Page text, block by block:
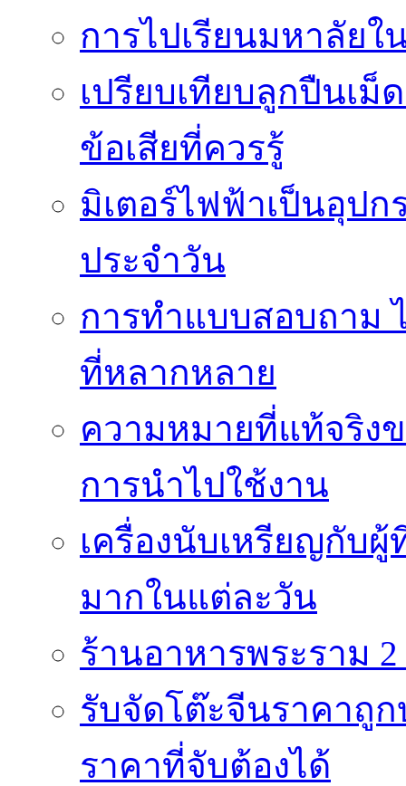
การไปเรียนมหาลัย
เปรียบเทียบลูกปืนเ
ข้อเสียที่ควรรู้
มิเตอร์ไฟฟ้าเป็นอุป
ประจำวัน
การทำแบบสอบถาม
ที่หลากหลาย
ความหมายที่แท้จริงข
การนำไปใช้งาน
เครื่องนับเหรียญกับ
มากในแต่ละวัน
ร้านอาหารพระราม
รับจัดโต๊ะจีนราคาถู
ราคาที่จับต้องได้